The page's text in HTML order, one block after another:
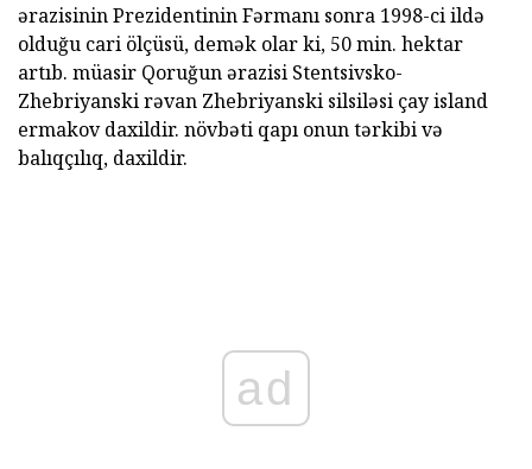
ərazisinin Prezidentinin Fərmanı sonra 1998-ci ildə
olduğu cari ölçüsü, demək olar ki, 50 min. hektar
artıb. müasir Qoruğun ərazisi Stentsivsko-
Zhebriyanski rəvan Zhebriyanski silsiləsi çay island
ermakov daxildir. növbəti qapı onun tərkibi və
balıqçılıq, daxildir.
ad